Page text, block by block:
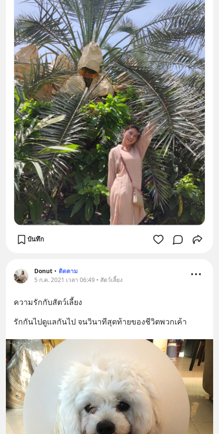
บันทึก
Donut • ติดตาม
5 ก.ค. 2021 เวลา 06:49 • สัตว์เลี้ยง
ความรักกับสัตว์เลี้ยง
รักกันไปดูแลกันไป จนวินาทีสุดท้ายของชีวิตพวกเค้า